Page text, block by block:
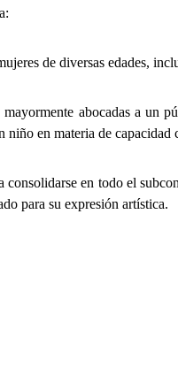
de diversas edades,
abocadas a un
niño en materia de
consolidarse en todo el
para su expresión artística.